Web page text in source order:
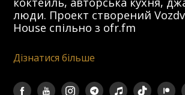
люди. Проект створений
House спільно з ofr.fm
Дізнатися більше